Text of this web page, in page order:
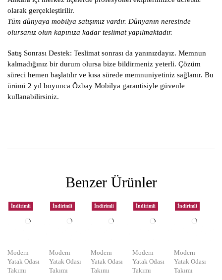
olarak gerçekleştirilir.
Tüm dünyaya mobilya satışımız vardır. Dünyanın neresinde
olursanız olun kapınıza kadar teslimat yapılmaktadır.
Satış Sonrası Destek: Teslimat sonrası da yanınızdayız. Memnun
kalmadığınız bir durum olursa bize bildirmeniz yeterli. Çözüm
süreci hemen başlatılır ve kısa sürede memnuniyetiniz sağlanır. Bu
ürünü 2 yıl boyunca Özbay Mobilya garantisiyle güvenle
kullanabilirsiniz.
Benzer Ürünler
İndirimli
Modern
Yatak Odası
Takımı
İndirimli
Modern
Yatak Odası
Takımı
İndirimli
Modern
Yatak Odası
Takımı
İndirimli
Modern
Yatak Odası
Takımı
İndirimli
Modern
Yatak Odası
Takımı